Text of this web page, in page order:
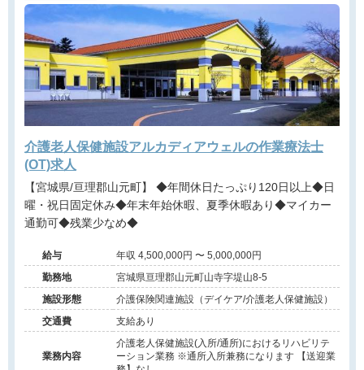
介護老人保健施設アルカディアウェルの作業療法士
(OT)求人
【宮城県/亘理郡山元町】 ◆年間休日たっぷり120日以上◆日
曜・祝日固定休み◆年末年始休暇、夏季休暇あり◆マイカー
通勤可◆残業少なめ◆
給与
年収 4,500,000円 〜 5,000,000円
勤務地
宮城県亘理郡山元町山寺字堤山8-5
施設形態
介護保険関連施設（デイケア/介護老人保健施設）
交通費
支給あり
業務内容
介護老人保健施設(入所/通所)におけるリハビリテ
ーション業務 ※通所入所兼務になります 【送迎業